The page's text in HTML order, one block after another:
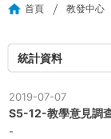
首頁 教發中心
統計資料
2019-07-07
S5-12-教學意見調
-